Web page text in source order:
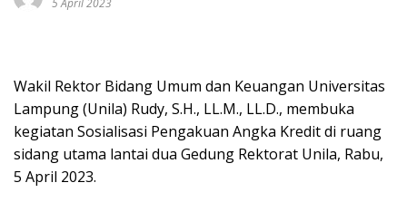
5 April 2023
Wakil Rektor Bidang Umum dan Keuangan Universitas
Lampung (Unila) Rudy, S.H., LL.M., LL.D., membuka
kegiatan Sosialisasi Pengakuan Angka Kredit di ruang
sidang utama lantai dua Gedung Rektorat Unila, Rabu,
5 April 2023.